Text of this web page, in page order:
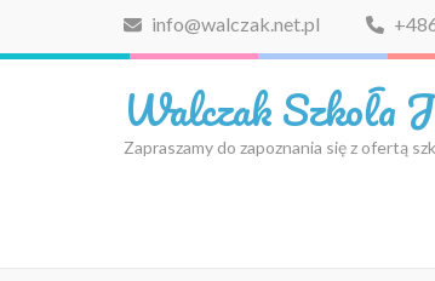
info@walczak.net.pl
Walczak Szkoła
Zapraszamy do zapoznania się z ofertą